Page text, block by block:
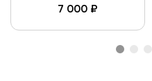
7 000 ₽